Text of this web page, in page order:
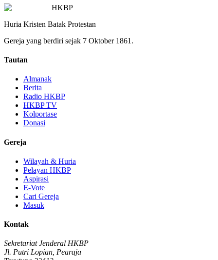
HKBP
Huria Kristen Batak Protestan
Gereja yang berdiri sejak 7 Oktober 1861.
Tautan
Almanak
Berita
Radio HKBP
HKBP TV
Kolportase
Donasi
Gereja
Wilayah & Huria
Pelayan HKBP
Aspirasi
E-Vote
Cari Gereja
Masuk
Kontak
Sekretariat Jenderal HKBP
Jl. Putri Lopian, Pearaja